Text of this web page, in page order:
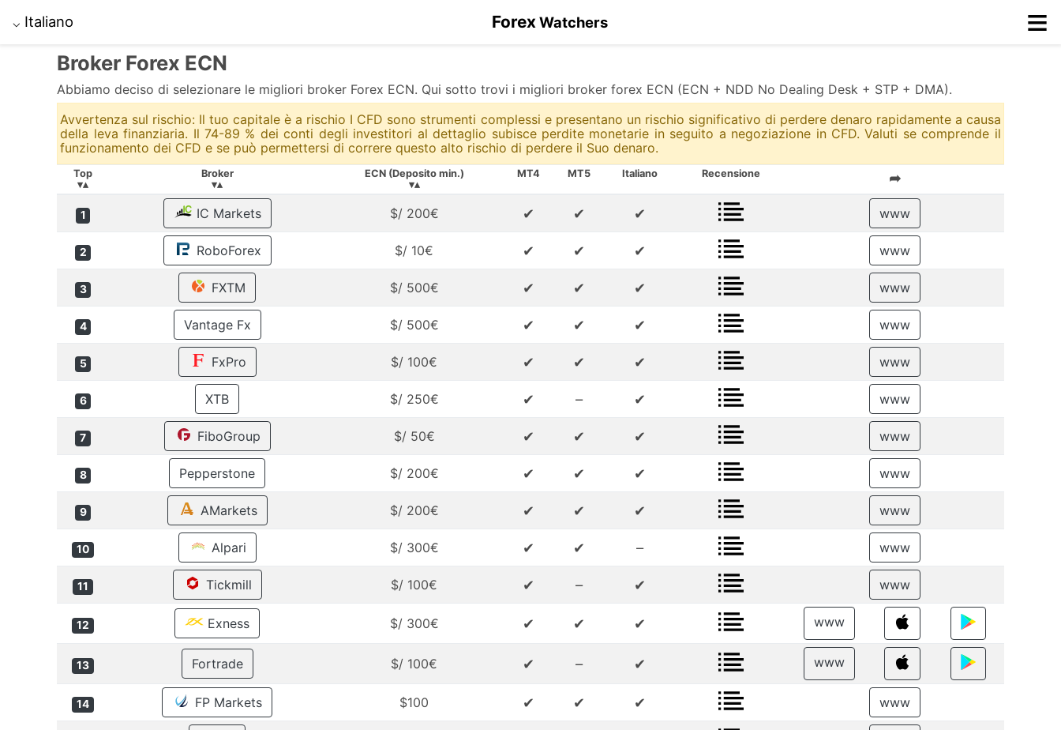
⌵ Italiano ForexWatchers ≡
Broker Forex ECN
Abbiamo deciso di selezionare le migliori broker Forex ECN. Qui sotto trovi i migliori broker forex ECN (ECN + NDD No Dealing Desk + STP + DMA).
Avvertenza sul rischio: Il tuo capitale è a rischio I CFD sono strumenti complessi e presentano un rischio significativo di perdere denaro rapidamente a causa
della leva finanziaria. Il 74-89 % dei conti degli investitori al dettaglio subisce perdite monetarie in seguito a negoziazione in CFD. Valuti se comprende il
funzionamento dei CFD e se può permettersi di correre questo alto rischio di perdere il Suo denaro.
Top
▾▴
Broker
▾▴
ECN (Deposito min.)
▾▴
MT4 MT5 Italiano Recensione ➦
1 IC Markets $/ 200€ ✔ ✔ ✔ www
2 RoboForex $/ 10€ ✔ ✔ ✔ www
3 FXTM $/ 500€ ✔ ✔ ✔ www
4 Vantage Fx $/ 500€ ✔ ✔ ✔ www
5 FxPro $/ 100€ ✔ ✔ ✔ www
6 XTB $/ 250€ ✔ – ✔ www
7 FiboGroup $/ 50€ ✔ ✔ ✔ www
8 Pepperstone $/ 200€ ✔ ✔ ✔ www
9 AMarkets $/ 200€ ✔ ✔ ✔ www
10 Alpari $/ 300€ ✔ ✔ – www
11 Tickmill $/ 100€ ✔ – ✔ www
12 Exness $/ 300€ ✔ ✔ ✔ www
13 Fortrade $/ 100€ ✔ – ✔ www
14 FP Markets $100 ✔ ✔ ✔ www